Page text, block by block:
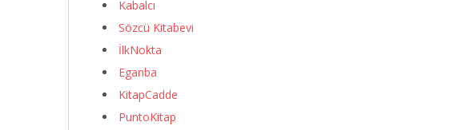
Kabalcı
Sözcü Kitabevi
İlkNokta
Eganba
KitapCadde
PuntoKitap